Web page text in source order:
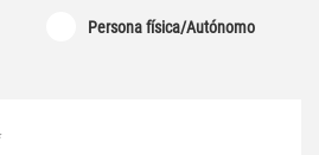
Persona física/Autónomo